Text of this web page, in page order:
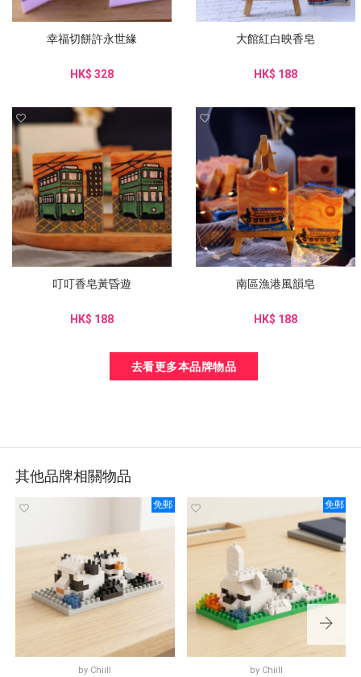
幸福切餅許永世緣
HK$ 328
大館紅白映香皂
HK$ 188
叮叮香皂黃昏遊
HK$ 188
南區漁港風韻皂
HK$ 188
去看更多本品牌物品
其他品牌相關物品
免郵
by Chiill
免郵
by Chiill